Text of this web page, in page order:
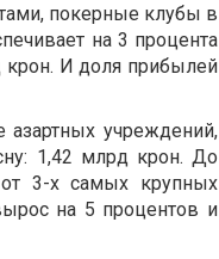
покерные клубы в
на 3 процента
И доля прибылей
азартных учреждений,
1,42 млрд крон. До
3-х самых крупных
на 5 процентов и